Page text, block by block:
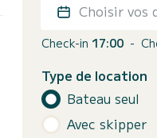
Choisir vos
Check-in 17:00 -
Type de location
Bateau seul
Avec skipper